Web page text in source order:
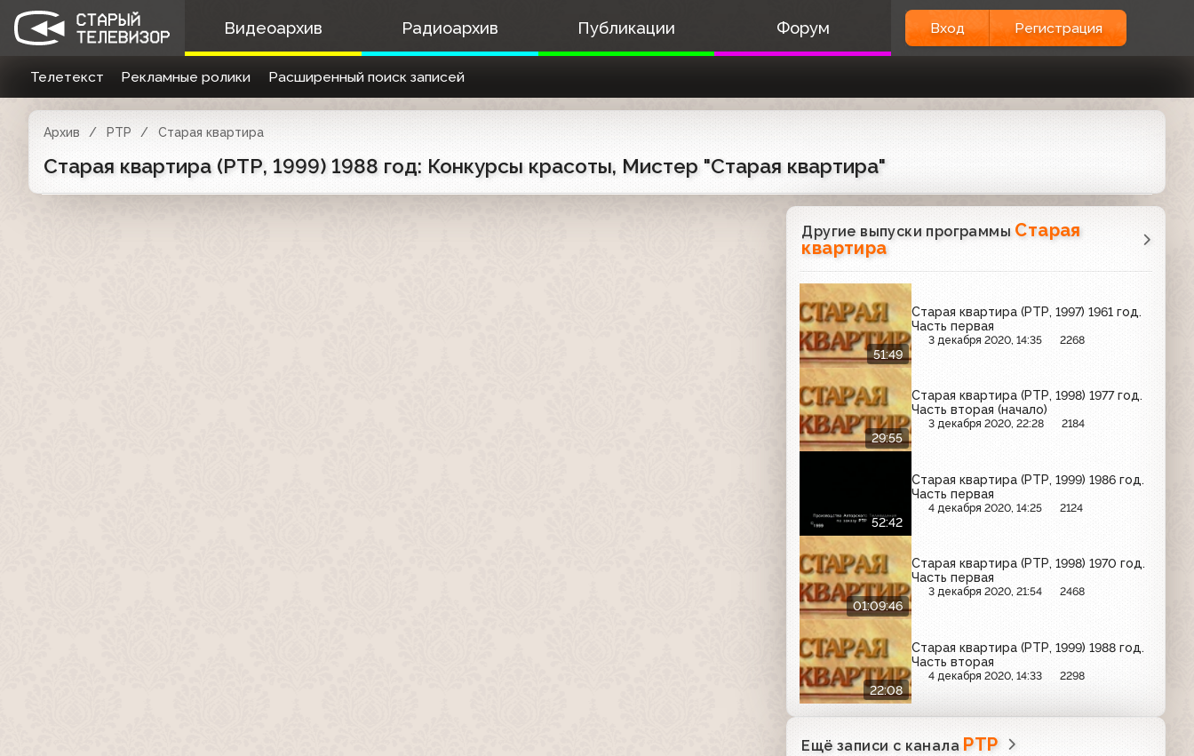
Видеоархив Радиоархив Публикации Форум Вход Регистрация
Телетекст Рекламные ролики Расширенный поиск записей
Архив РТР Старая квартира
Старая квартира (РТР, 1999) 1988 год: Конкурсы красоты, Мистер "Старая квартира"
Другие выпуски программы Старая
квартира
51:49
Старая квартира (РТР, 1997) 1961 год.
Часть первая
3 декабря 2020, 14:35 2268
29:55
Старая квартира (РТР, 1998) 1977 год.
Часть вторая (начало)
3 декабря 2020, 22:28 2184
52:42
Старая квартира (РТР, 1999) 1986 год.
Часть первая
4 декабря 2020, 14:25 2124
01:09:46
Старая квартира (РТР, 1998) 1970 год.
Часть первая
3 декабря 2020, 21:54 2468
22:08
Старая квартира (РТР, 1999) 1988 год.
Часть вторая
4 декабря 2020, 14:33 2298
Ещё записи с канала РТР